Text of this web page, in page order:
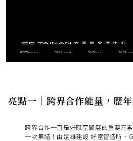
亮點一｜跨界合作能量，歷
跨界合作一直是好感空間展的重要元
一次集結！由遠雄建設 好室智造所、